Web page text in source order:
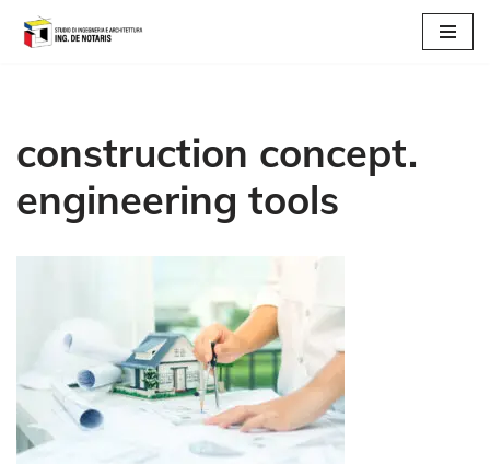
construction concept.
engineering tools